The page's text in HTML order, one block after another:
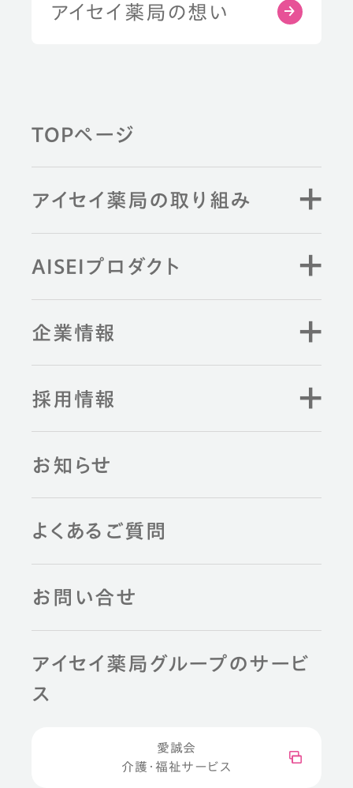
アイセイ薬局の想い
TOPページ
アイセイ薬局の取り組み
AISEIプロダクト
企業情報
採用情報
お知らせ
よくあるご質問
お問い合せ
アイセイ薬局グループのサービ
ス
愛誠会
介護・福祉サービス